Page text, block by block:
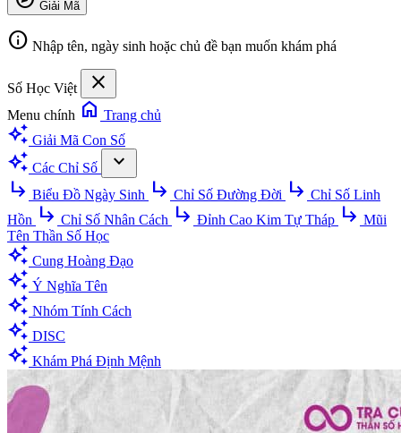
Giải Mã
info Nhập tên, ngày sinh hoặc chủ đề bạn muốn khám phá
Số Học Việt close
Menu chính home Trang chủ
auto_awesome Giải Mã Con Số
auto_awesome Các Chỉ Số
expand_more
subdirectory_arrow_right Biểu Đồ Ngày Sinh subdirectory_arrow_right Chỉ Số Đường Đời subdirectory_arrow_right Chỉ Số Linh
Hồn subdirectory_arrow_right Chỉ Số Nhân Cách subdirectory_arrow_right Đỉnh Cao Kim Tự Tháp subdirectory_arrow_right Mũi
Tên Thần Số Học
auto_awesome Cung Hoàng Đạo
auto_awesome Ý Nghĩa Tên
auto_awesome Nhóm Tính Cách
auto_awesome DISC
auto_awesome Khám Phá Định Mệnh